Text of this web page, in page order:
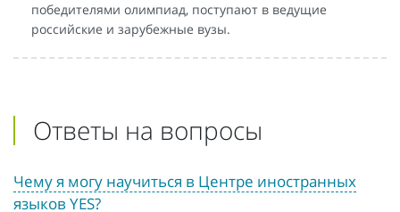
победителями олимпиад, поступают в ведущие
российские и зарубежные вузы.
Ответы на вопросы
Чему я могу научиться в Центре иностранных
языков YES?